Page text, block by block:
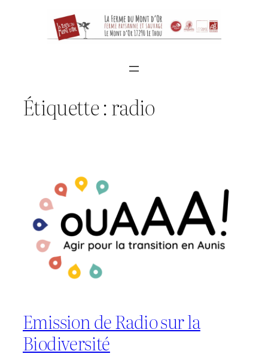
Étiquette :radio
Emission de Radio sur la
Biodiversité